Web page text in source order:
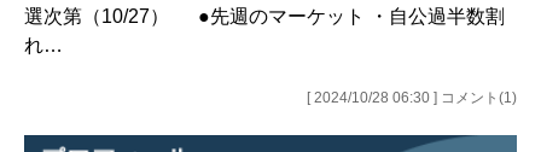
選次第（10/27） ●先週のマーケット ・自公過半数割
れ…
[ 2024/10/28 06:30 ] コメント(1)